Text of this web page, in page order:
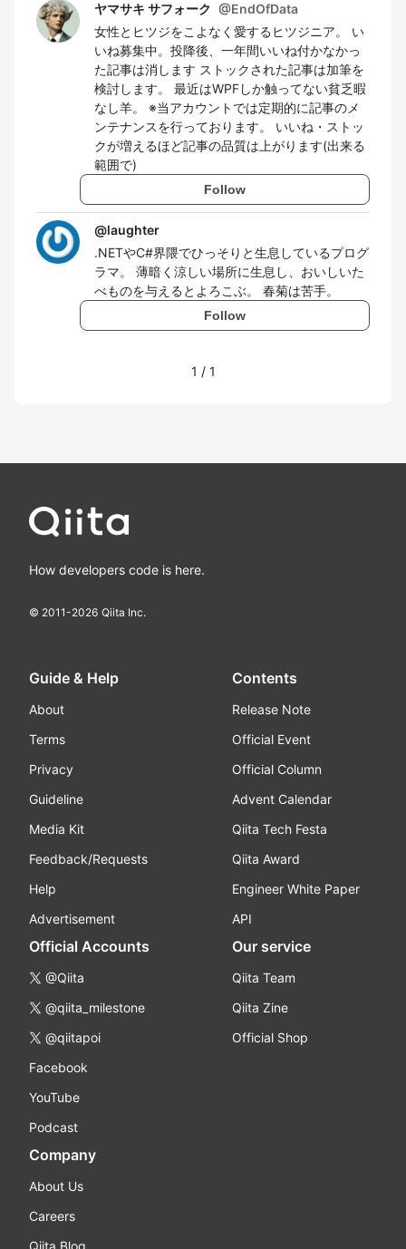
ヤマサキ サフォーク @EndOfData
女性とヒツジをこよなく愛するヒツジニア。 い
いね募集中。投降後、一年間いいね付かなかっ
た記事は消します ストックされた記事は加筆を
検討します。 最近はWPFしか触ってない貧乏暇
なし羊。 ※当アカウントでは定期的に記事のメ
ンテナンスを行っております。 いいね・ストッ
クが増えるほど記事の品質は上がります(出来る
範囲で)
Follow
@laughter
.NETやC#界隈でひっそりと生息しているプログ
ラマ。 薄暗く涼しい場所に生息し、おいしいた
べものを与えるとよろこぶ。 春菊は苦手。
Follow
1 / 1
How developers code is here.
© 2011-2026 Qiita Inc.
Guide & Help
About
Terms
Privacy
Guideline
Media Kit
Feedback/Requests
Help
Advertisement
Contents
Release Note
Official Event
Official Column
Advent Calendar
Qiita Tech Festa
Qiita Award
Engineer White Paper
API
Official Accounts
@Qiita
@qiita_milestone
@qiitapoi
Facebook
YouTube
Podcast
Our service
Qiita Team
Qiita Zine
Official Shop
Company
About Us
Careers
Qiita Blog